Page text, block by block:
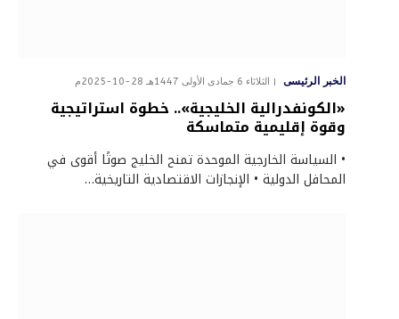
الخبر الرئيسى الثلاثاء 6 جمادى الأولى 1447هـ 28-10-2025م
«الكونفدرالية الخليجية».. خطوة استراتيجية
وقوة إقليمية متماسكة
• السياسة الخارجية الموحدة تمنح الخليج صوتًا أقوى في
المحافل الدولية • الإنجازات الاقتصادية التاريخية…